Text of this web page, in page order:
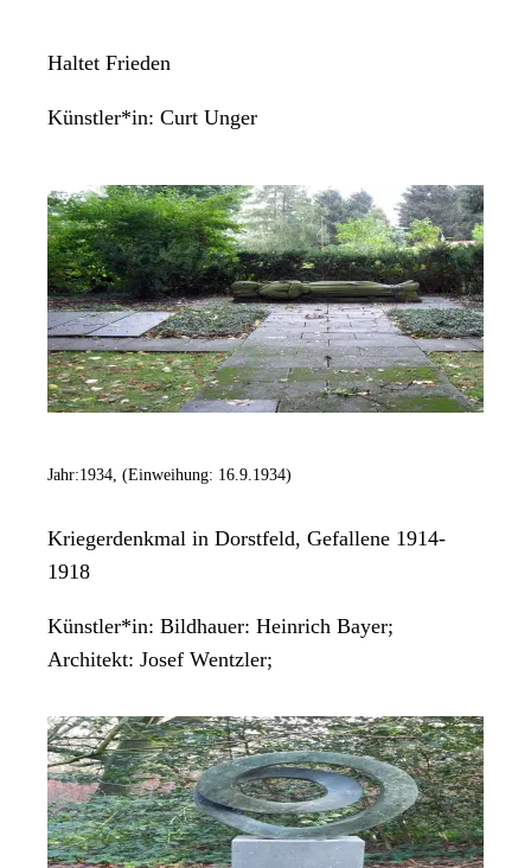
Haltet Frieden
Künstler*in: Curt Unger
Jahr:1934, (Einweihung: 16.9.1934)
Kriegerdenkmal in Dorstfeld, Gefallene 1914-
1918
Künstler*in: Bildhauer: Heinrich Bayer;
Architekt: Josef Wentzler;